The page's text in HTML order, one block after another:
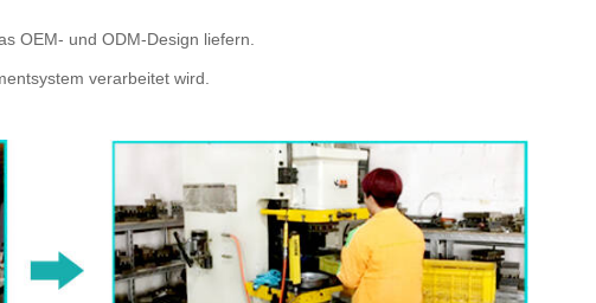
OEM- und ODM-Design liefern.
verarbeitet wird.